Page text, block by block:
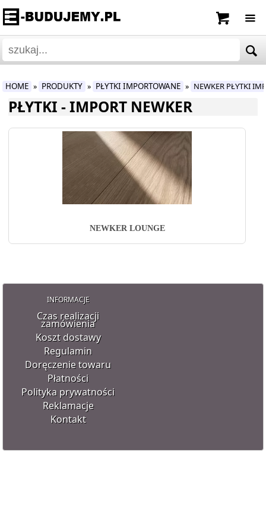
HOME » PRODUKTY » PŁYTKI IMPORTOWANE » NEWKER PŁYTKI
PŁYTKI - IMPORT NEWKER
NEWKER LOUNGE
INFORMACJE
Czas realizacji
zamówienia
Koszt dostawy
Regulamin
Doręczenie towaru
Płatności
Polityka prywatności
Reklamacje
Kontakt